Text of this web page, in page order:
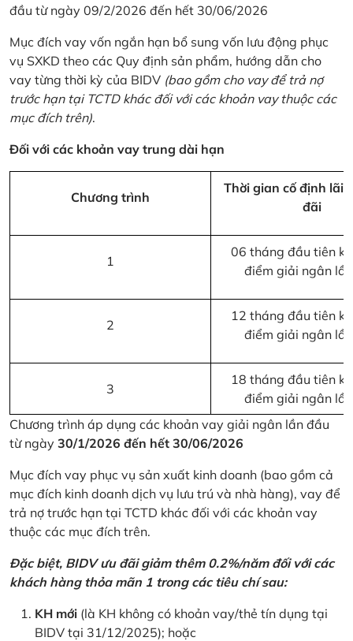
đầu từ ngày 09/2/2026 đến hết 30/06/2026
Mục đích vay vốn ngắn hạn bổ sung vốn lưu động phục
vụ SXKD theo các Quy định sản phẩm, hướng dẫn cho
vay từng thời kỳ của BIDV (bao gồm cho vay để trả nợ
trước hạn tại TCTD khác đối với các khoản vay thuộc các
mục đích trên).
Đối với các khoản vay trung dài hạn
Chương trình
Thời gian cố định lãi
đãi
1
06 tháng đầu tiên
điểm giải ngân
2
12 tháng đầu tiên
điểm giải ngân
3
18 tháng đầu tiên
điểm giải ngân
Chương trình áp dụng các khoản vay giải ngân lần đầu
từ ngày 30/1/2026 đến hết 30/06/2026
Mục đích vay phục vụ sản xuất kinh doanh (bao gồm cả
mục đích kinh doanh dịch vụ lưu trú và nhà hàng), vay để
trả nợ trước hạn tại TCTD khác đối với các khoản vay
thuộc các mục đích trên.
Đặc biệt, BIDV ưu đãi giảm thêm 0.2%/năm đối với các
khách hàng thỏa mãn 1 trong các tiêu chí sau:
KH mới (là KH không có khoản vay/thẻ tín dụng tại
BIDV tại 31/12/2025); hoặc